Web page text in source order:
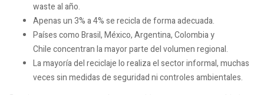
waste al año.
Apenas un 3% a 4% se recicla de forma adecuada.
Países como Brasil, México, Argentina, Colombia y
Chile concentran la mayor parte del volumen regional.
La mayoría del reciclaje lo realiza el sector informal, muchas
veces sin medidas de seguridad ni controles ambientales.